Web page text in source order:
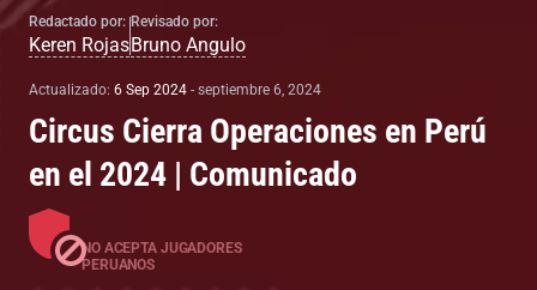
Redactado por:
Keren Rojas
Revisado por:
Bruno Angulo
Actualizado: 6 Sep 2024- septiembre 6, 2024
Circus Cierra Operaciones en Perú
en el 2024 | Comunicado
NO ACEPTA JUGADORES
PERUANOS